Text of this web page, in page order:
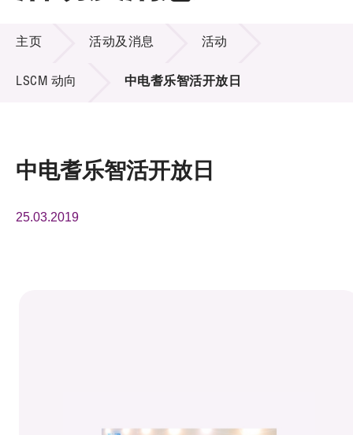
关于LSCM
技术商品化
项目及资助计划
活动及消息
活动及消息
主页 活动及消息 活动
LSCM 动向 中电耆乐智活开放日
中电耆乐智活开放日
25.03.2019